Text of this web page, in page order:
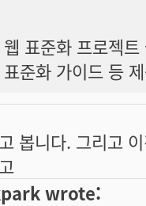
웹 표준화 프로젝
표준화 가이드 등
봅니다. 그리고
wrote: